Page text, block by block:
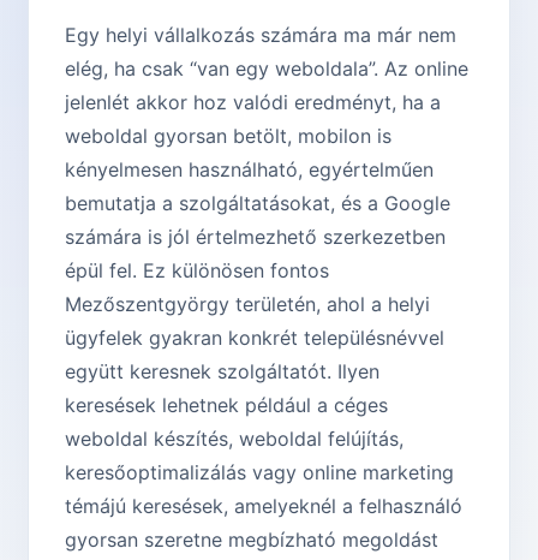
Egy helyi vállalkozás számára ma már nem
elég, ha csak “van egy weboldala”. Az online
jelenlét akkor hoz valódi eredményt, ha a
weboldal gyorsan betölt, mobilon is
kényelmesen használható, egyértelműen
bemutatja a szolgáltatásokat, és a Google
számára is jól értelmezhető szerkezetben
épül fel. Ez különösen fontos
Mezőszentgyörgy területén, ahol a helyi
ügyfelek gyakran konkrét településnévvel
együtt keresnek szolgáltatót. Ilyen
keresések lehetnek például a céges
weboldal készítés, weboldal felújítás,
keresőoptimalizálás vagy online marketing
témájú keresések, amelyeknél a felhasználó
gyorsan szeretne megbízható megoldást